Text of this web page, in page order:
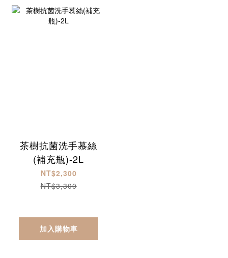
茶樹抗菌洗手慕絲
(補充瓶)-2L
NT$2,300
NT$3,300
加入購物車